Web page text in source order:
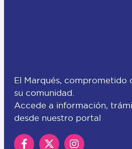
El Marqués, comprometido
su comunidad.
Accede a información,
desde nuestro portal